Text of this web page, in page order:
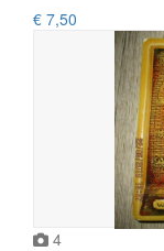
€ 7,50
4